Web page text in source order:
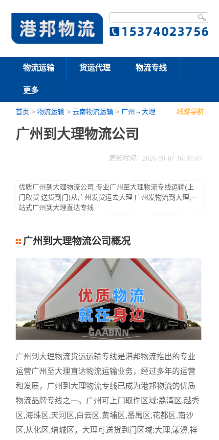
物流运输 货运代理 物流专线
更多
线路导航
首页 >物流运输 >云南物流运输 > 广州→大理
广州到大理物流公司
更新时间：2026-08-07 16:36:03
优质广州到大理物流公司,专业广州至大理物流专线运输(上
门取货 送货到门)从广州发货运去大理 广州发物流到大理,一
站式广州到大理直达专线
广州到大理物流公司概况
广州到大理物流货运运输专线是港邦物流推出的专业
运营广州至大理直达物流运输业务，经过多年的运营
和发展，广州到大理物流专线已成为港邦物流的优质
物流品牌专线之一。广州可上门取件区域:荔湾区,越秀
区,海珠区,天河区,白云区,黄埔区,番禺区,花都区,南沙
区,从化区,增城区，大理可送货到门区域:大理,漾濞,祥